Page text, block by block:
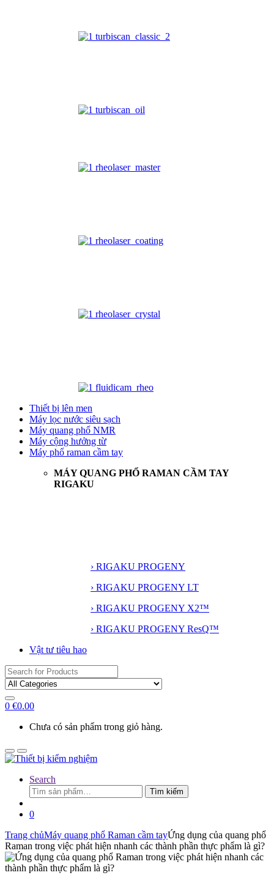
Thiết bị lên men
Máy lọc nước siêu sạch
Máy quang phổ NMR
Máy cộng hưởng từ
Máy phổ raman cầm tay
MÁY QUANG PHỔ RAMAN CẦM TAY
RIGAKU
› RIGAKU PROGENY
› RIGAKU PROGENY LT
› RIGAKU PROGENY X2™
› RIGAKU PROGENY ResQ™
Vật tư tiêu hao
Search
for:
0 €0.00
Chưa có sản phẩm trong giỏ hàng.
Search
Tìm
kiếm:
Tìm kiếm
0
Trang chủMáy quang phổ Raman cầm tayỨng dụng của quang phổ
Raman trong việc phát hiện nhanh các thành phần thực phẩm là gì?